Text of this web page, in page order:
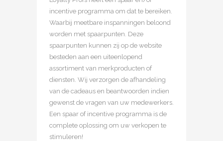
incentive programma om dat te bereiken.
Waarbij meetbare inspanningen beloond
worden met spaarpunten. Deze
spaarpunten kunnen zij op de website
besteden aan een uiteenlopend
assortiment van merkproducten of
diensten. Wij verzorgen de afhandeling
van de cadeaus en beantwoorden indien
gewenst de vragen van uw medewerkers.
Een spaar of incentive programma is de
complete oplossing om uw verkopen te
stimuleren!